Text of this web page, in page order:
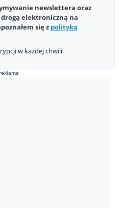
newslettera oraz
elektroniczną na
się z polityką
w każdej chwili.